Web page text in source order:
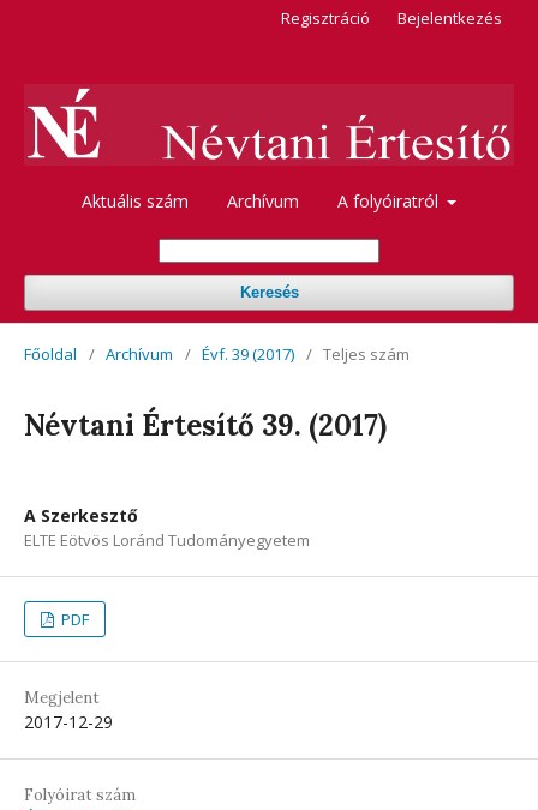
Aktuális szám Archívum A folyóiratról
Keresés
Regisztráció Bejelentkezés
Főoldal / Archívum / Évf. 39 (2017) / Teljes szám
Névtani Értesítő 39. (2017)
A Szerkesztő
ELTE Eötvös Loránd Tudományegyetem
PDF
Megjelent
2017-12-29
Folyóirat szám